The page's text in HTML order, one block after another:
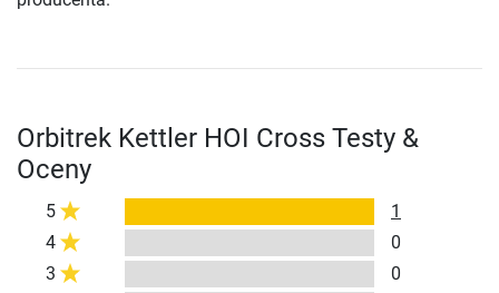
Orbitrek Kettler HOI Cross Testy &
Oceny
5
1
4
0
3
0